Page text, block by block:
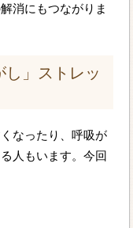
消にもつながりま
し」ストレッ
なったり、呼吸が
人もいます。今回